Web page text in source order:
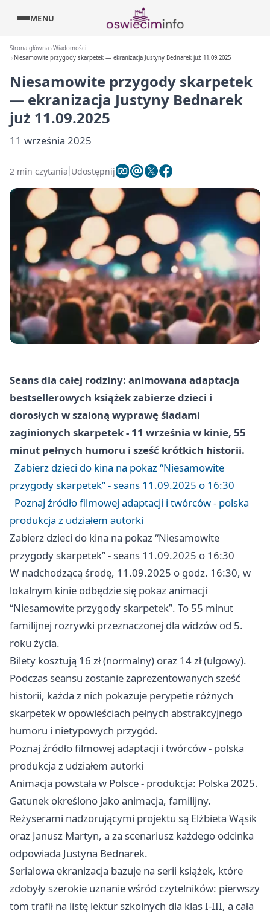
MENU
Strona główna Wiadomości
Niesamowite przygody skarpetek — ekranizacja Justyny Bednarek już 11.09.2025
Niesamowite przygody skarpetek
— ekranizacja Justyny Bednarek
już 11.09.2025
11 września 2025
2 min czytania Udostępnij
Seans dla całej rodziny: animowana adaptacja
bestsellerowych książek zabierze dzieci i
dorosłych w szaloną wyprawę śladami
zaginionych skarpetek - 11 września w kinie, 55
minut pełnych humoru i sześć krótkich historii.
Zabierz dzieci do kina na pokaz “Niesamowite
przygody skarpetek” - seans 11.09.2025 o 16:30
Poznaj źródło filmowej adaptacji i twórców - polska
produkcja z udziałem autorki
Zabierz dzieci do kina na pokaz “Niesamowite
przygody skarpetek” - seans 11.09.2025 o 16:30
W nadchodzącą środę, 11.09.2025 o godz. 16:30, w
lokalnym kinie odbędzie się pokaz animacji
“Niesamowite przygody skarpetek”. To 55 minut
familijnej rozrywki przeznaczonej dla widzów od 5.
roku życia.
Bilety kosztują 16 zł (normalny) oraz 14 zł (ulgowy).
Podczas seansu zostanie zaprezentowanych sześć
historii, każda z nich pokazuje perypetie różnych
skarpetek w opowieściach pełnych abstrakcyjnego
humoru i nietypowych przygód.
Poznaj źródło filmowej adaptacji i twórców - polska
produkcja z udziałem autorki
Animacja powstała w Polsce - produkcja: Polska 2025.
Gatunek określono jako animacja, familijny.
Reżyserami nadzorującymi projektu są Elżbieta Wąsik
oraz Janusz Martyn, a za scenariusz każdego odcinka
odpowiada Justyna Bednarek.
Serialowa ekranizacja bazuje na serii książek, które
zdobyły szerokie uznanie wśród czytelników: pierwszy
tom trafił na listę lektur szkolnych dla klas I-III, a cała